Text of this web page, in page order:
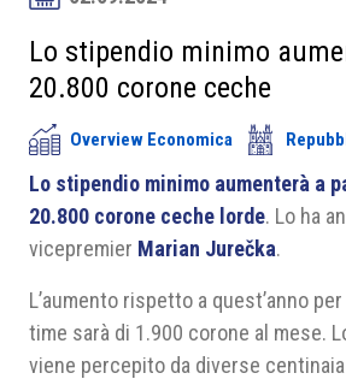
Soci
Partner
Progetti
Area riservata
Lo stipendio minimo
20.800 corone ceche
Overview Economica
Lo stipendio minimo aumenterà a
20.800 corone ceche lorde. Lo ha
vicepremier Marian Jurečka.
L’aumento rispetto a quest’anno
time sarà di 1.900 corone al mese.
viene percepito da diverse